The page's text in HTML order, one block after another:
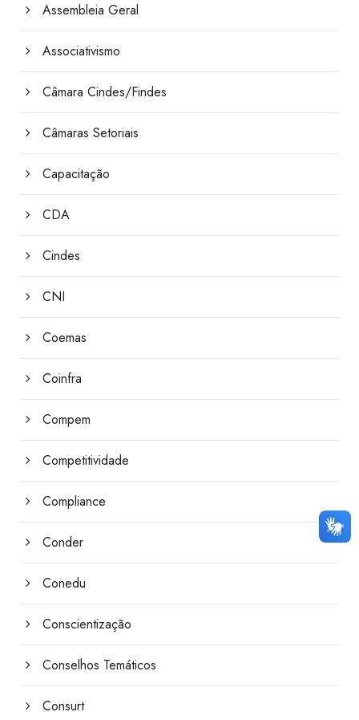
Assembleia Geral
Associativismo
Câmara Cindes/Findes
Câmaras Setoriais
Capacitação
CDA
Cindes
CNI
Coemas
Coinfra
Compem
Competitividade
Compliance
Conder
Conedu
Conscientização
Conselhos Temáticos
Consurt